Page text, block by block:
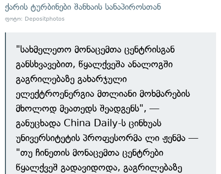
ქარის ტურბინები შანხაის სანაპიროსთან
ფოტო: Depositphotos
"სახმელეთო მონაცემთა ცენტრისგან
განსხვავებით, წყალქვეშა ანალოგში
გაგრილებაზე გახარჯული
ელექტროენერგია მთლიანი მოხმარების
მხოლოდ მეათედს შეადგენს", —
განუცხადა China Daily-ს ცინხუას
უნივერსიტეტის პროფესორმა ლი ჟენმა —
"თუ ჩინეთის მონაცემთა ცენტრები
წყალქვეშ გადავიდოდა, გაგრილებაზე